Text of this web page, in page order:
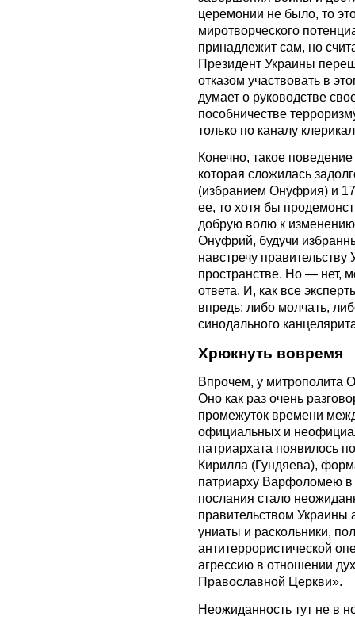
церемонии не было, то
миротворческого
принадлежит сам, но
Президент Украины
отказом участвовать в
думает о руководстве
пособничестве
только по каналу
Конечно, такое
которая сложилась
(избранием Онуфрия) и
ее, то хотя бы
добрую волю к
Онуфрий, будучи
навстречу
пространстве. Но — нет,
ответа. И, как все
впредь: либо молчать,
синодального
Хрюкнуть вовремя
Впрочем, у митрополита
Оно как раз очень
промежуток времени
официальных и
патриархата появилось
Кирилла (Гундяева),
патриарху Варфоломею в
послания стало
правительством Украины
униаты и раскольники,
антитеррористической
агрессию в отношении
Православной Церкви».
Неожиданность тут не в